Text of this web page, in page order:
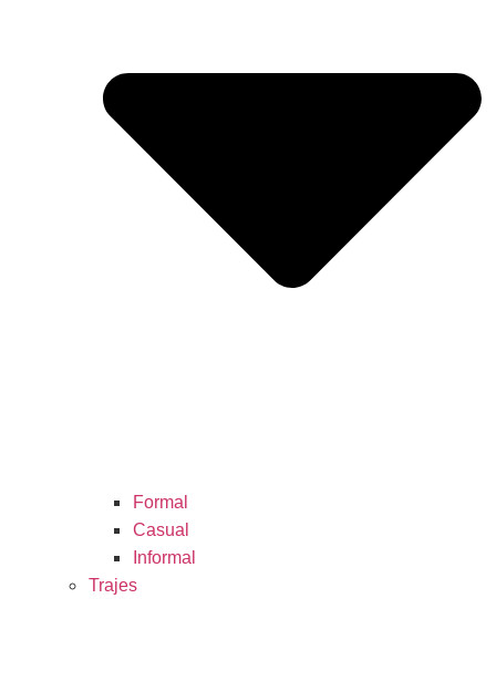
Formal
Casual
Informal
Trajes